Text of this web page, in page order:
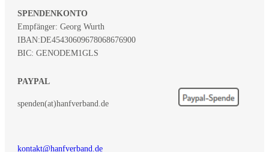
SPENDENKONTO
Empfänger: Georg Wurth
IBAN:DE45430609678068676900
BIC: GENODEM1GLS
PAYPAL
spenden(at)hanfverband.de
kontakt@hanfverband.de